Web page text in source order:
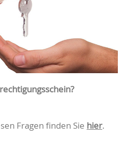
Fragen finden Sie hier.